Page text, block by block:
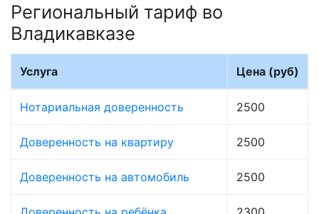
Региональный тариф во
Владикавказе
Услуга Цена (руб)
Нотариальная доверенность 2500
Доверенность на квартиру 2500
Доверенность на автомобиль 2500